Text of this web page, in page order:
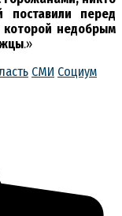
перед
недобрым
.»
СМИ Социум